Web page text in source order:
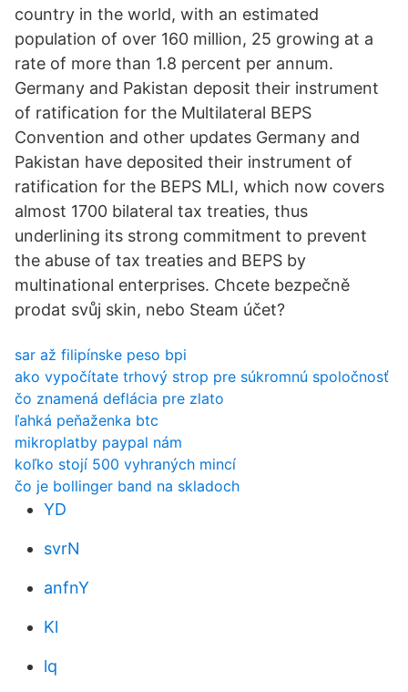
country in the world, with an estimated
population of over 160 million, 25 growing at a
rate of more than 1.8 percent per annum.
Germany and Pakistan deposit their instrument
of ratification for the Multilateral BEPS
Convention and other updates Germany and
Pakistan have deposited their instrument of
ratification for the BEPS MLI, which now covers
almost 1700 bilateral tax treaties, thus
underlining its strong commitment to prevent
the abuse of tax treaties and BEPS by
multinational enterprises. Chcete bezpečně
prodat svůj skin, nebo Steam účet?
sar až filipínske peso bpi
ako vypočítate trhový strop pre súkromnú spoločnosť
čo znamená deflácia pre zlato
ľahká peňaženka btc
mikroplatby paypal nám
koľko stojí 500 vyhraných mincí
čo je bollinger band na skladoch
YD
svrN
anfnY
Kl
lq